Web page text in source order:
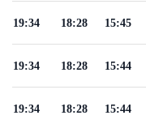
15:45
18:28
19:34
15:44
18:28
19:34
15:44
18:28
19:34